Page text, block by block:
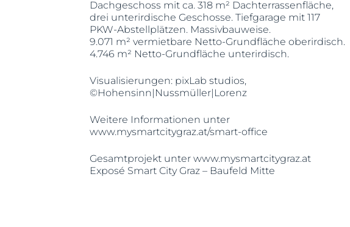
Dachgeschoss mit ca. 318 m² Dachterrassenfläche,
drei unterirdische Geschosse. Tiefgarage mit 117
PKW-Abstellplätzen. Massivbauweise.
9.071 m² vermietbare Netto-Grundfläche oberirdisch.
4.746 m² Netto-Grundfläche unterirdisch.
Visualisierungen: pixLab studios,
©Hohensinn|Nussmüller|Lorenz
Weitere Informationen unter
www.mysmartcitygraz.at/smart-office
Gesamtprojekt unter www.mysmartcitygraz.at
Exposé Smart City Graz – Baufeld Mitte